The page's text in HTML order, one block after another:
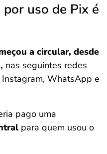
uso de Pix é
a circular, desde
nas seguintes redes
Instagram, WhatsApp e
pago uma
para quem usou o